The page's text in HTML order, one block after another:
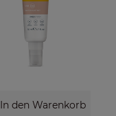
In den Warenkorb